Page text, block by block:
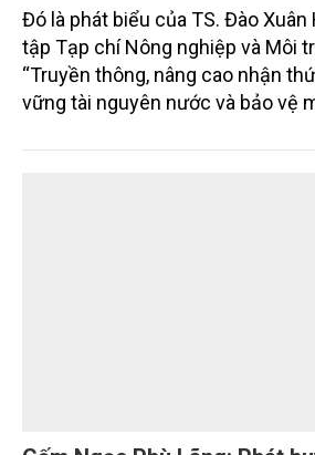
Đó là phát biểu của TS. Đào Xuân
tập Tạp chí Nông nghiệp và Môi
“Truyền thông, nâng cao nhận
vững tài nguyên nước và bảo vệ
trường phối hợp với Sở Nông